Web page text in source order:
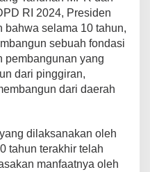
RI 2024, Presiden
bahwa selama 10 tahun,
sebuah fondasi
pembangunan yang
dari pinggiran,
dari daerah
dilaksanakan oleh
tahun terakhir telah
manfaatnya oleh